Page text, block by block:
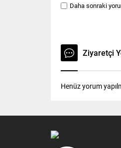
Daha sonraki
Ziyaretçi
Henüz yorum